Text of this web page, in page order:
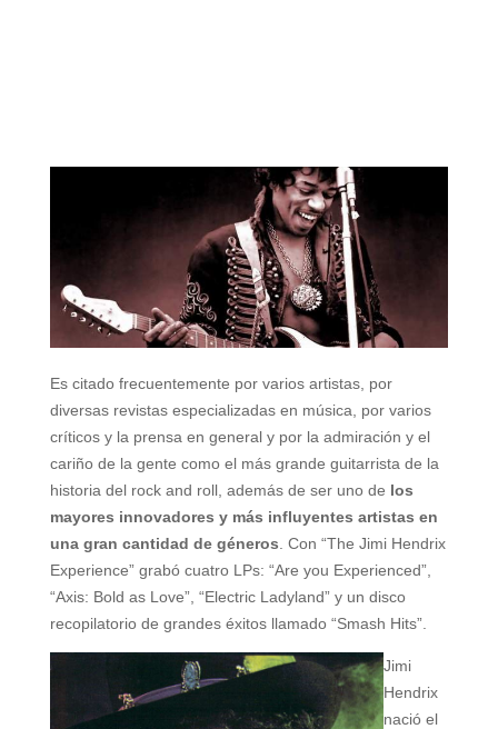
Es citado frecuentemente por varios artistas, por
diversas revistas especializadas en música, por varios
críticos y la prensa en general y por la admiración y el
cariño de la gente como el más grande guitarrista de la
historia del rock and roll, además de ser uno de los
mayores innovadores y más influyentes artistas en
una gran cantidad de géneros . Con “The Jimi Hendrix
Experience” grabó cuatro LPs: “Are you Experienced”,
“Axis: Bold as Love”, “Electric Ladyland” y un disco
recopilatorio de grandes éxitos llamado “Smash Hits”.
Jimi
Hendrix
nació el